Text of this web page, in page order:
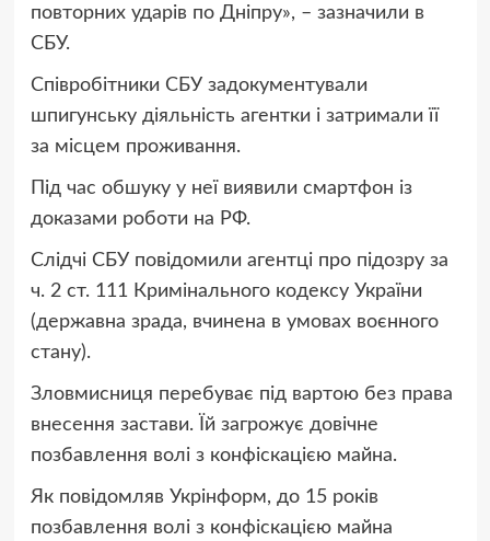
повторних ударів по Дніпру», – зазначили в
СБУ.
Співробітники СБУ задокументували
шпигунську діяльність агентки і затримали її
за місцем проживання.
Під час обшуку у неї виявили смартфон із
доказами роботи на РФ.
Слідчі СБУ повідомили агентці про підозру за
ч. 2 ст. 111 Кримінального кодексу України
(державна зрада, вчинена в умовах воєнного
стану).
Зловмисниця перебуває під вартою без права
внесення застави. Їй загрожує довічне
позбавлення волі з конфіскацією майна.
Як повідомляв Укрінформ, до 15 років
позбавлення волі з конфіскацією майна